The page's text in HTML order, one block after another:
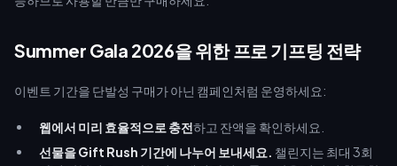
Summer Gala 2026을 위한 프로 기프팅 전략
이벤트 기간을 단발성 구매가 아닌 캠페인처럼 운영하세요:
웹에서 미리 효율적으로 충전하고 잔액을 확인하세요.
선물을 Gift Rush 기간에 나누어 보내세요. 챌린지는 최대 3회